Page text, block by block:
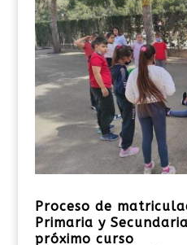
Proceso de
Primaria y
próximo curso